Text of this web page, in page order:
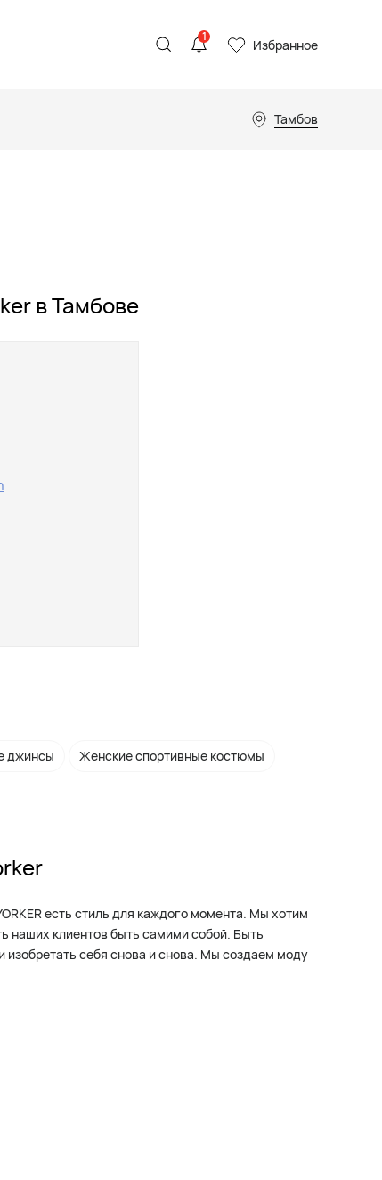
1 Избранное
Тамбов
в Тамбове
джинсы Женские спортивные костюмы
есть стиль для каждого момента. Мы хотим
наших клиентов быть самими собой. Быть
изобретать себя снова и снова. Мы создаем моду